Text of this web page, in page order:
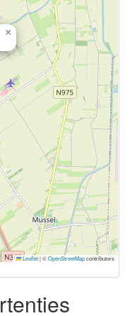
×
Leaflet|©OpenStreetMapcontributors